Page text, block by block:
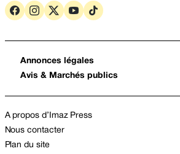
Annonces légales
Avis & Marchés publics
A propos d’Imaz Press
Nous contacter
Plan du site